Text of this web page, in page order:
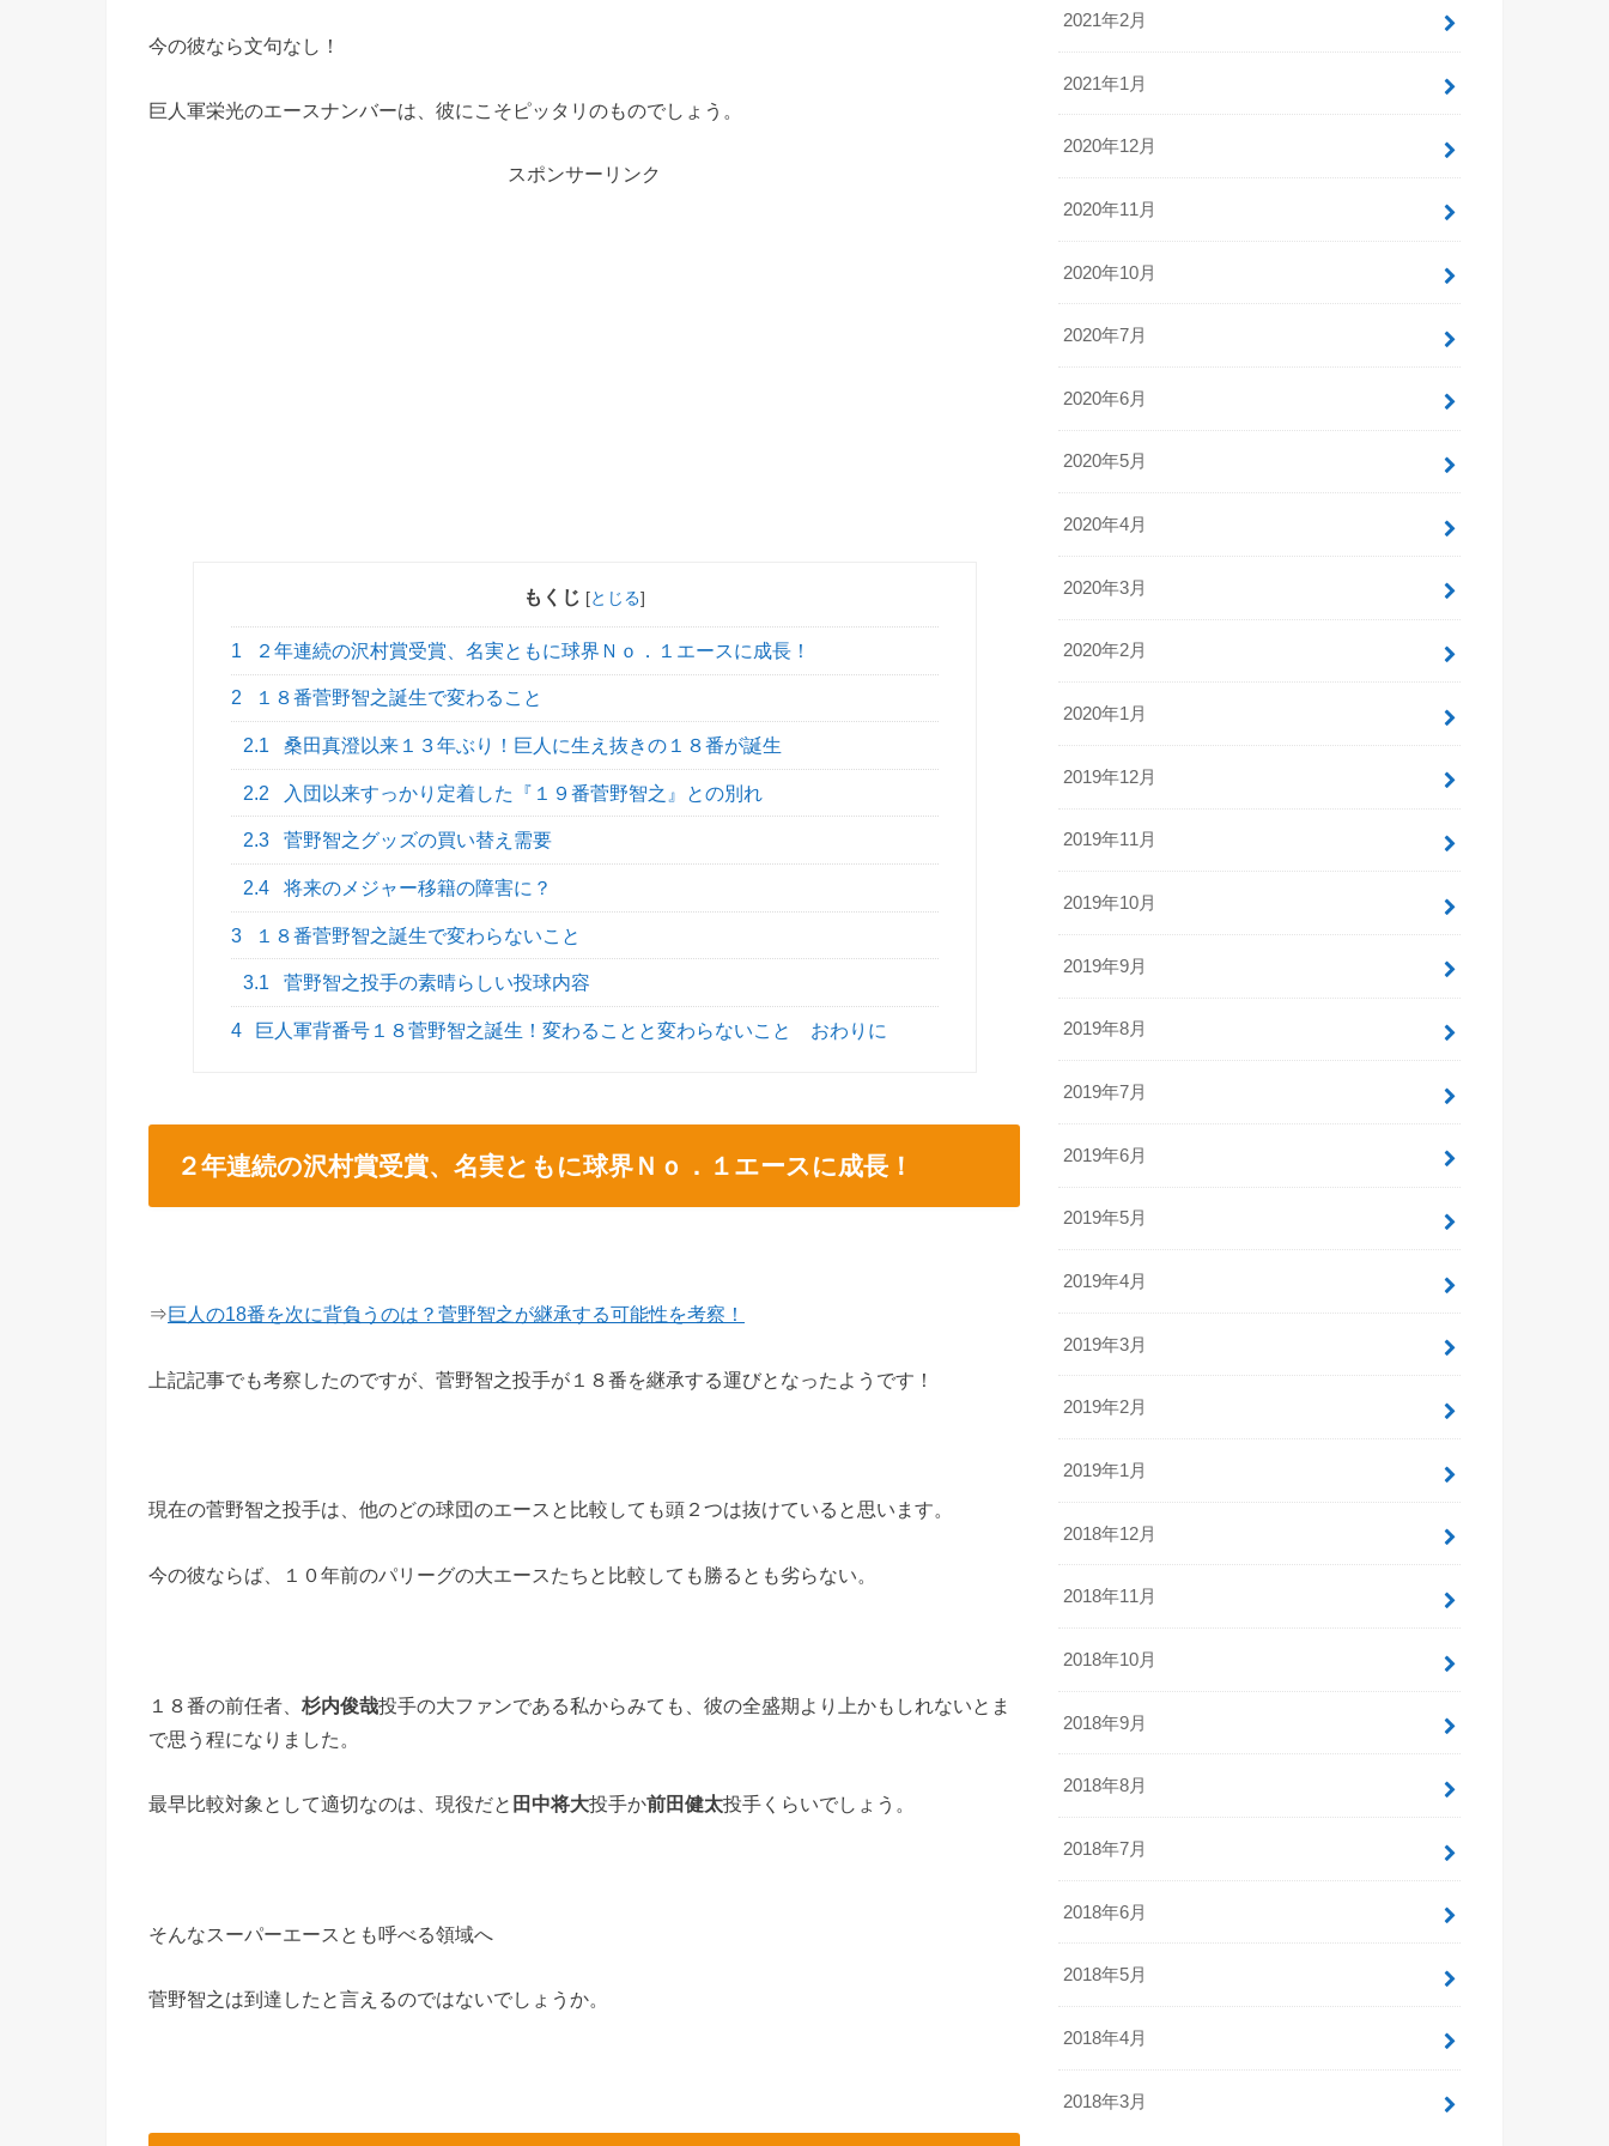
今の彼なら文句なし！
巨人軍栄光のエースナンバーは、彼にこそピッタリのものでしょう。
スポンサーリンク
もくじ [とじる]
1 ２年連続の沢村賞受賞、名実ともに球界Ｎｏ．１エースに成長！
2 １８番菅野智之誕生で変わること
2.1 桑田真澄以来１３年ぶり！巨人に生え抜きの１８番が誕生
2.2 入団以来すっかり定着した『１９番菅野智之』との別れ
2.3 菅野智之グッズの買い替え需要
2.4 将来のメジャー移籍の障害に？
3 １８番菅野智之誕生で変わらないこと
3.1 菅野智之投手の素晴らしい投球内容
4 巨人軍背番号１８菅野智之誕生！変わることと変わらないこと おわりに
２年連続の沢村賞受賞、名実ともに球界Ｎｏ．１エースに成長！
⇒巨人の18番を次に背負うのは？菅野智之が継承する可能性を考察！
上記記事でも考察したのですが、菅野智之投手が１８番を継承する運びとなったようです！
現在の菅野智之投手は、他のどの球団のエースと比較しても頭２つは抜けていると思います。
今の彼ならば、１０年前のパリーグの大エースたちと比較しても勝るとも劣らない。
１８番の前任者、 杉内俊哉投手の大ファンである私からみても、彼の全盛期より上かもしれないとま
で思う程になりました。
最早比較対象として適切なのは、現役だと 田中将大投手か前田健太投手くらいでしょう。
そんなスーパーエースとも呼べる領域へ
菅野智之は到達したと言えるのではないでしょうか。
2021年2月
2021年1月
2020年12月
2020年11月
2020年10月
2020年7月
2020年6月
2020年5月
2020年4月
2020年3月
2020年2月
2020年1月
2019年12月
2019年11月
2019年10月
2019年9月
2019年8月
2019年7月
2019年6月
2019年5月
2019年4月
2019年3月
2019年2月
2019年1月
2018年12月
2018年11月
2018年10月
2018年9月
2018年8月
2018年7月
2018年6月
2018年5月
2018年4月
2018年3月